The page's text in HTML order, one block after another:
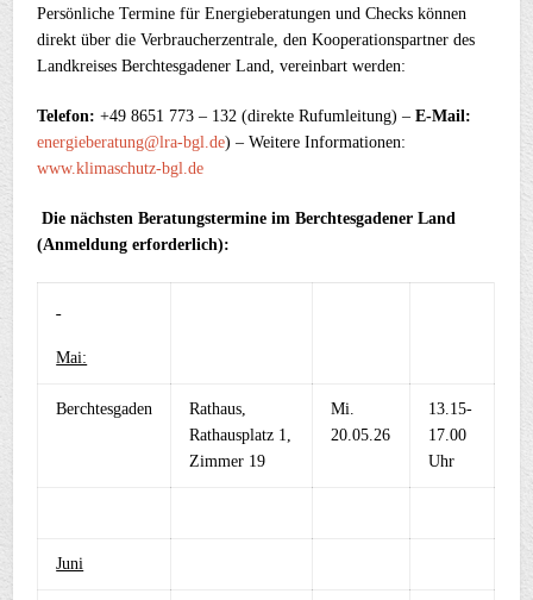
Persönliche Termine für Energieberatungen und Checks können
direkt über die Verbraucherzentrale, den Kooperationspartner des
Landkreises Berchtesgadener Land, vereinbart werden:
Telefon: +49 8651 773 – 132 (direkte Rufumleitung) –E-Mail:
energieberatung@lra-bgl.de) – Weitere Informationen:
www.klimaschutz-bgl.de
Die nächsten Beratungstermine im Berchtesgadener Land
(Anmeldung erforderlich):
Mai:
Berchtesgaden
Rathaus,
Rathausplatz 1,
Zimmer 19
Mi.
20.05.26
13.15-
17.00
Uhr
Juni